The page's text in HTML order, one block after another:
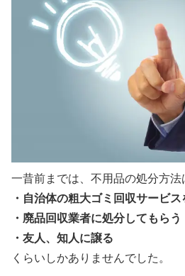
一昔前までは、不用品の処分方法
・自治体の粗大ゴミ回収サービ
・廃品回収業者に処分してもらう
・友人、知人に譲る
くらいしかありませんでした。